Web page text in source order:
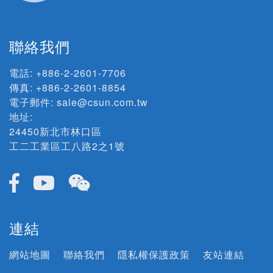
聯絡我們
電話: +886-2-2601-7706
傳真: +886-2-2601-8854
電子郵件: sale@csun.com.tw
地址:
24450新北市林口區
工二工業區工八路2之1號
連結
網站地圖 聯絡我們 隱私權保護政策 友站連結